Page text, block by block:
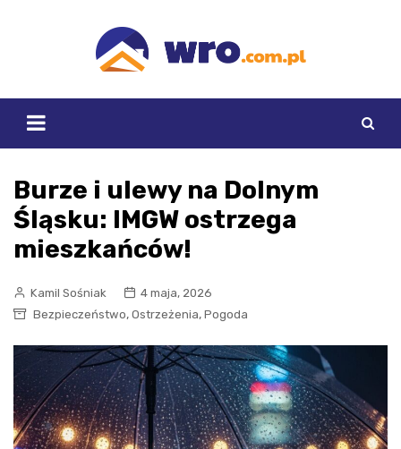
Burze i ulewy na Dolnym
Śląsku: IMGW ostrzega
mieszkańców!
Kamil Sośniak
4 maja, 2026
Bezpieczeństwo, Ostrzeżenia, Pogoda